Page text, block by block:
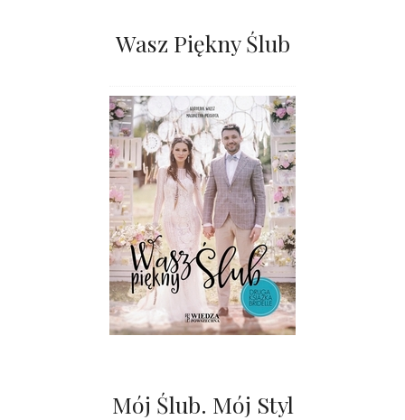
Wasz Piękny Ślub
Mój Ślub. Mój Styl